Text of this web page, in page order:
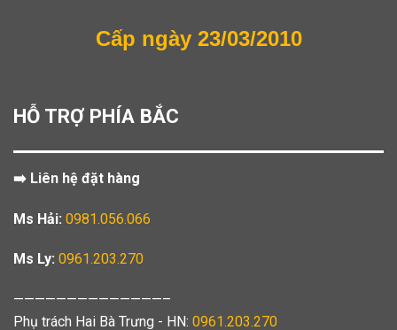
Cấp ngày 23/03/2010
HỖ TRỢ PHÍA BẮC
➡️ Liên hệ đặt hàng
Ms Hải: 0981.056.066
Ms Ly: 0961.203.270
——————————————–
Phụ trách Hai Bà Trưng - HN: 0961.203.270